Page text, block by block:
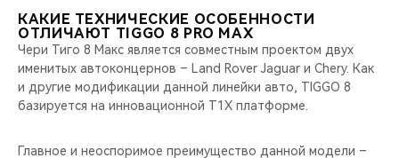
КАКИЕ ТЕХНИЧЕСКИЕ ОСОБЕННОСТИ
ОТЛИЧАЮТ TIGGO 8 PRO MAX
Чери Тиго 8 Макс является совместным проектом двух
именитых автоконцернов – Land Rover Jaguar и Chery. Как
и другие модификации данной линейки авто, TIGGO 8
базируется на инновационной T1X платформе.
Главное и неоспоримое преимущество данной модели –